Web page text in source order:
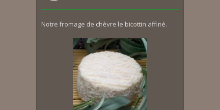
Notre fromage de chèvre le bicottin affiné.